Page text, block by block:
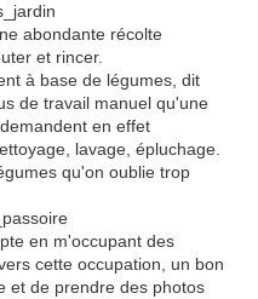
abondante récolte
et rincer.
à base de légumes, dit
de travail manuel qu'une
en effet
lavage, épluchage.
qu'on oublie trop
en m'occupant des
cette occupation, un bon
et de prendre des photos